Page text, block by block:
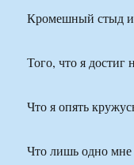
Кромешный стыд и
Того, что я достиг
Что я опять
Что лишь одно мне